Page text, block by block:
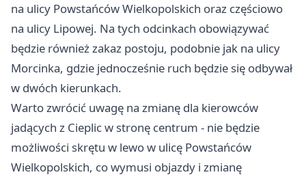
na ulicy Powstańców Wielkopolskich oraz częściowo
na ulicy Lipowej. Na tych odcinkach obowiązywać
będzie również zakaz postoju, podobnie jak na ulicy
Morcinka, gdzie jednocześnie ruch będzie się odbywał
w dwóch kierunkach.
Warto zwrócić uwagę na zmianę dla kierowców
jadących z Cieplic w stronę centrum - nie będzie
możliwości skrętu w lewo w ulicę Powstańców
Wielkopolskich, co wymusi objazdy i zmianę